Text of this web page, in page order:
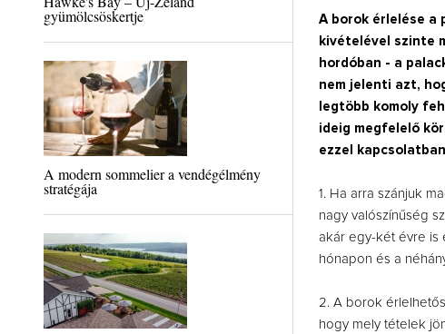
gyümölcsöskertje
A modern sommelier a vendégélmény
stratégája
A borok érlelése a
kivételével szinte
hordóban - a
nem jelenti azt,
legtöbb komoly
ideig megfelelő
ezzel
1. Ha arra szánjuk
nagy valószínűség
akár egy-két évre is
hónapon és a
2. A borok
hogy mely tételek